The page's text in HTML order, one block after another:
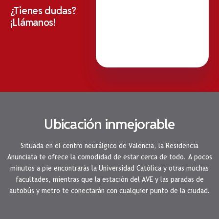
¿Tienes dudas?
¡Llámanos!
Ubicación inmejorable
Situada en el centro neurálgico de Valencia, la Residencia
Anunciata te ofrece la comodidad de estar cerca de todo. A pocos
minutos a pie encontrarás la Universidad Católica y otras muchas
facultades, mientras que la estación del AVE y las paradas de
autobús y metro te conectarán con cualquier punto de la ciudad.